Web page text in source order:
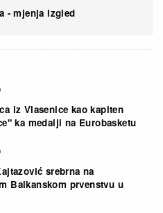
- mjenja izgled
iz Vlasenice kao kapiten
ka medalji na Eurobasketu
srebrna na
Balkanskom prvenstvu u